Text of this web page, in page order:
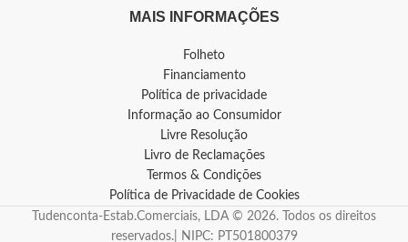
MAIS INFORMAÇÕES
Folheto
Financiamento
Política de privacidade
Informação ao Consumidor
Livre Resolução
Livro de Reclamações
Termos & Condições
Política de Privacidade de Cookies
Tudenconta-Estab.Comerciais, LDA © 2026. Todos os direitos
reservados.| NIPC: PT501800379